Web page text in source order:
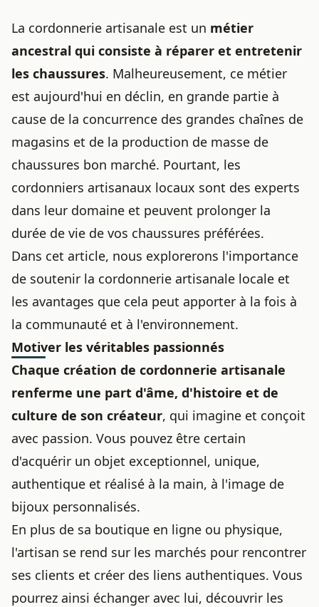
La cordonnerie artisanale est un métier
ancestral qui consiste à réparer et entretenir
les chaussures. Malheureusement, ce métier
est aujourd'hui en déclin, en grande partie à
cause de la concurrence des grandes chaînes de
magasins et de la production de masse de
chaussures bon marché. Pourtant, les
cordonniers artisanaux locaux sont des experts
dans leur domaine et peuvent prolonger la
durée de vie de vos chaussures préférées.
Dans cet article, nous explorerons l'importance
de soutenir la cordonnerie artisanale locale et
les avantages que cela peut apporter à la fois à
la communauté et à l'environnement.
Motiver les véritables passionnés
Chaque création de cordonnerie artisanale
renferme une part d'âme, d'histoire et de
culture de son créateur, qui imagine et conçoit
avec passion. Vous pouvez être certain
d'acquérir un objet exceptionnel, unique,
authentique et réalisé à la main, à l'image de
bijoux personnalisés.
En plus de sa boutique en ligne ou physique,
l'artisan se rend sur les marchés pour rencontrer
ses clients et créer des liens authentiques. Vous
pourrez ainsi échanger avec lui, découvrir les